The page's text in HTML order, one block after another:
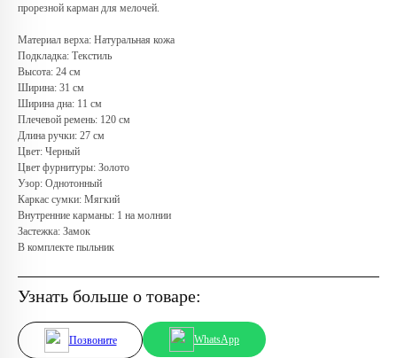
прорезной карман для мелочей.
Материал верха: Натуральная кожа
Подкладка: Текстиль
Высота: 24 см
Ширина: 31 см
Ширина дна: 11 см
Плечевой ремень: 120 см
Длина ручки: 27 см
Цвет: Черный
Цвет фурнитуры: Золото
Узор: Однотонный
Каркас сумки: Мягкий
Внутренние карманы: 1 на молнии
Застежка: Замок
В комплекте пыльник
Узнать больше о товаре:
Позвоните WhatsApp
Любую вещь можно
примерить в нашем бутике
в ТРЦ «Афимолл»
Адрес:Москва, Пресненская наб.,
д.2, ТРЦ «Афимолл», 1 этаж
Телефон: +7 (966) 019-41-76